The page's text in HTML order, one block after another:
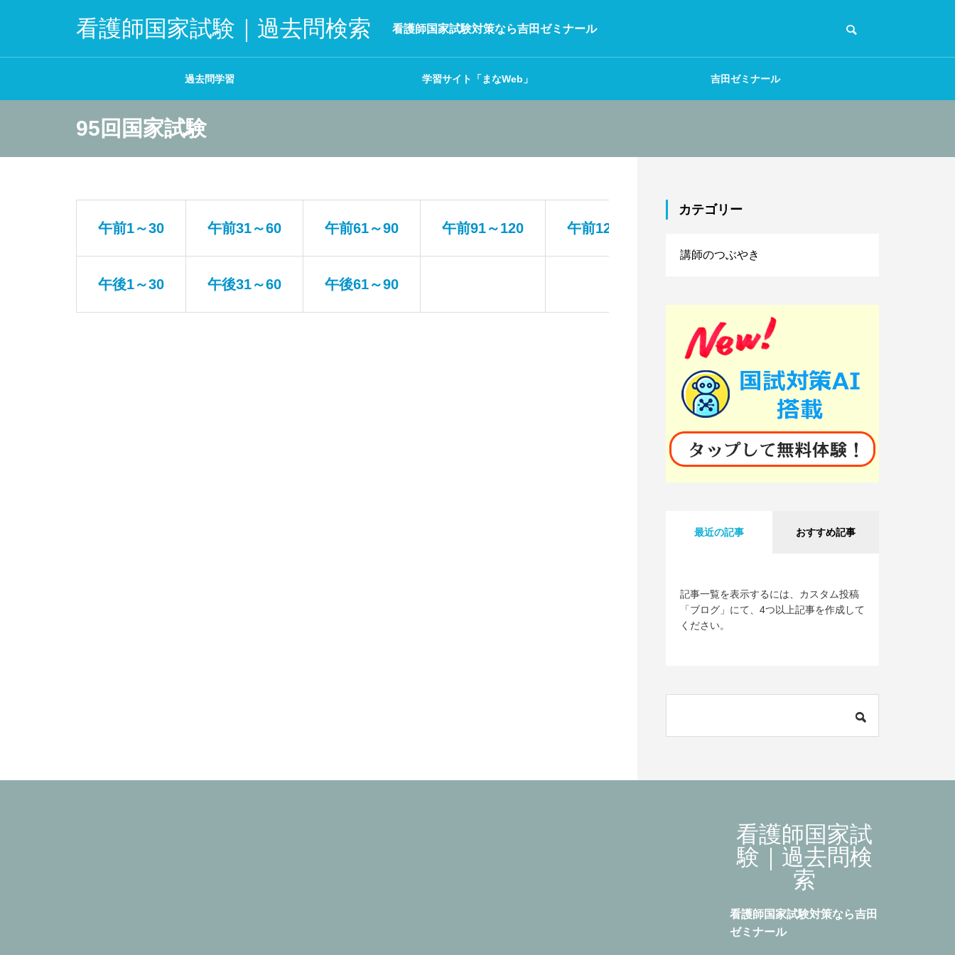
看護師国家試験｜過去問検索 看護師国家試験対策なら吉田ゼミナール
過去問学習 学習サイト「まなWeb」 吉田ゼミナール
95回国家試験
午前1～30 午前31～60 午前61～90 午前91～120 午前121～150
午後1～30 午後31～60 午後61～90
カテゴリー
講師のつぶやき
最近の記事 おすすめ記事
記事一覧を表示するには、カスタム投稿
「ブログ」にて、4つ以上記事を作成して
ください。
看護師国家試
験｜過去問検
索
看護師国家試験対策なら吉田
ゼミナール